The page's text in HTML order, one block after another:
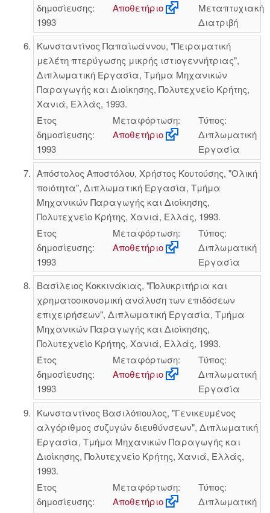
δημοσίευσης:
1993
Αποθετήριο
Μεταπτυχιακή
Διατριβή
Κωνσταντίνος Παπαϊωάννου, "Πειραματική
μελέτη πτερύγωσης μικρής ιστιογεννήτριας",
Διπλωματική Εργασία, Τμήμα Μηχανικών
Παραγωγής και Διοίκησης, Πολυτεχνείο Κρήτης,
Χανιά, Ελλάς, 1993.
Έτος
δημοσίευσης:
1993
Μεταφόρτωση:
Αποθετήριο
Τύπος:
Διπλωματική
Εργασία
Απόστολος Αποστόλου, Χρήστος Κουτούσης, "Ολική
ποιότητα", Διπλωματική Εργασία, Τμήμα
Μηχανικών Παραγωγής και Διοίκησης,
Πολυτεχνείο Κρήτης, Χανιά, Ελλάς, 1993.
Έτος
δημοσίευσης:
1993
Μεταφόρτωση:
Αποθετήριο
Τύπος:
Διπλωματική
Εργασία
Βασίλειος Κοκκινάκιας, "Πολυκριτήρια και
χρηματοοικονομική ανάλυση των επιδόσεων
επιχειρήσεων", Διπλωματική Εργασία, Τμήμα
Μηχανικών Παραγωγής και Διοίκησης,
Πολυτεχνείο Κρήτης, Χανιά, Ελλάς, 1993.
Έτος
δημοσίευσης:
1993
Μεταφόρτωση:
Αποθετήριο
Τύπος:
Διπλωματική
Εργασία
Κωνσταντίνος Βασιλόπουλος, "Γενικευμένος
αλγόριθμος συζυγών διευθύνσεων", Διπλωματική
Εργασία, Τμήμα Μηχανικών Παραγωγής και
Διοίκησης, Πολυτεχνείο Κρήτης, Χανιά, Ελλάς,
1993.
Έτος
δημοσίευσης:
Μεταφόρτωση:
Αποθετήριο
Τύπος:
Διπλωματική